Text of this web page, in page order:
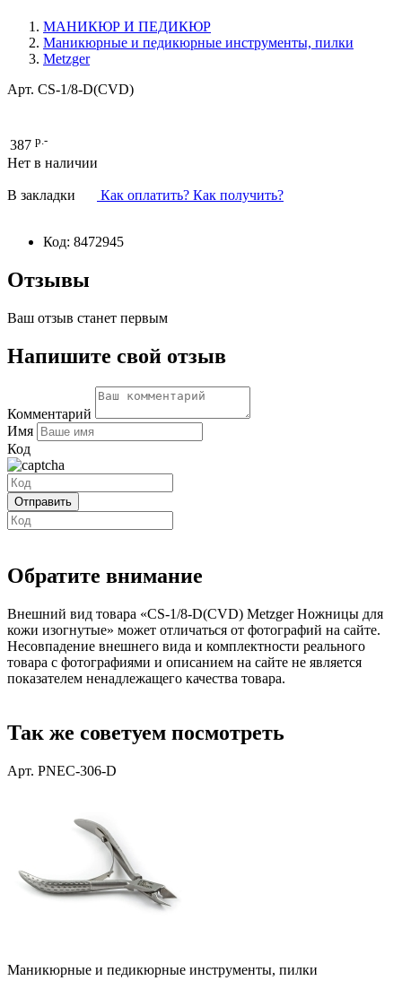
МАНИКЮР И ПЕДИКЮР
Маникюрные и педикюрные инструменты, пилки
Metzger
Арт. CS-1/8-D(CVD)
387 р.-
Нет в наличии
В закладки Как оплатить? Как получить?
Код: 8472945
Отзывы
Ваш отзыв станет первым
Напишите свой отзыв
Комментарий
Имя
Код
Обратите внимание
Внешний вид товара «CS-1/8-D(CVD) Metzger Ножницы для
кожи изогнутые» может отличаться от фотографий на сайте.
Несовпадение внешнего вида и комплектности реального
товара с фотографиями и описанием на сайте не является
показателем ненадлежащего качества товара.
Так же советуем посмотреть
Арт. PNEC-306-D
Маникюрные и педикюрные инструменты, пилки